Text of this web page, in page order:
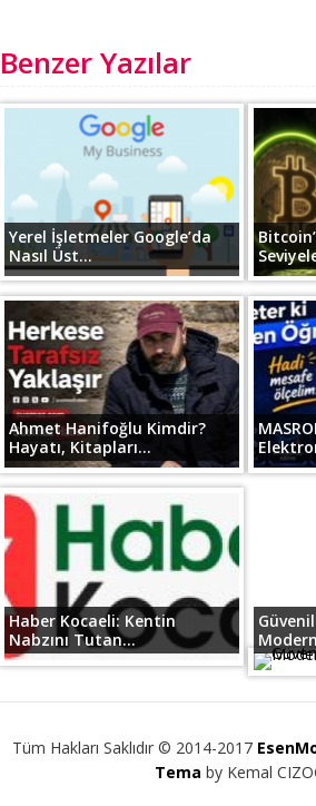
Benzer Yazılar
Yerel İşletmeler Google’da
Nasıl Üst...
Ahmet Hanifoğlu Kimdir?
Hayatı, Kitapları...
Haber Kocaeli: Kentin
Nabzını Tutan...
Tüm Hakları Saklıdır © 2014-2017
Tema by Kemal